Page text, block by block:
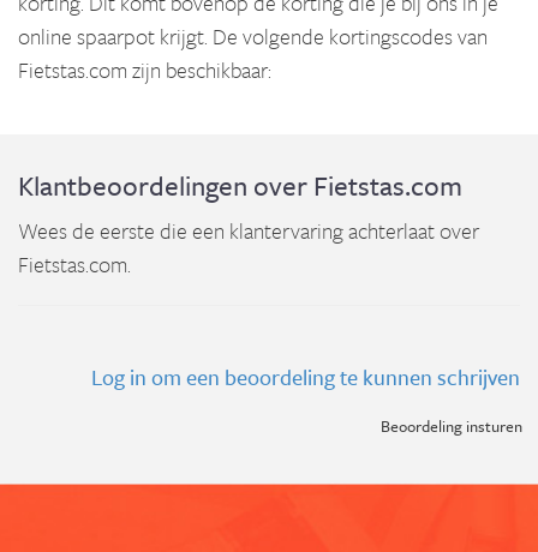
online spaarpot krijgt. De volgende kortingscodes van
Fietstas.com zijn beschikbaar:
Klantbeoordelingen over Fietstas.com
Wees de eerste die een klantervaring achterlaat over
Fietstas.com.
Log in om een beoordeling te kunnen schrijven
Beoordeling insturen